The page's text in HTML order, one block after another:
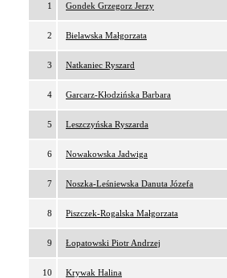
1 Gondek Grzegorz Jerzy
2 Bielawska Małgorzata
3 Natkaniec Ryszard
4 Garcarz-Kłodzińska Barbara
5 Leszczyńska Ryszarda
6 Nowakowska Jadwiga
7 Noszka-Leśniewska Danuta Józefa
8 Piszczek-Rogalska Małgorzata
9 Łopatowski Piotr Andrzej
10 Krywak Halina